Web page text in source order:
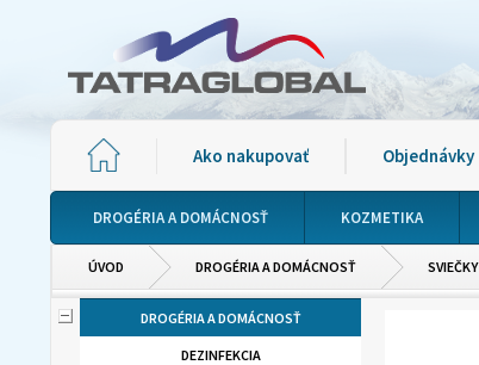
Ako nakupovať Objednávky
DROGÉRIA A DOMÁCNOSŤ KOZMETIKA
ÚVOD DROGÉRIA A DOMÁCNOSŤ SVIEČKY
DROGÉRIA A DOMÁCNOSŤ
DEZINFEKCIA